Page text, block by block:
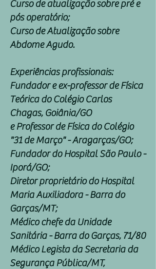
Curso de atualização sobre pré e
pós operatório;
Curso de Atualização sobre
Abdome Agudo.
Experiências profissionais:
Fundador e ex-professor de Física
Teórica do Colégio Carlos
Chagas, Goiânia/GO
e Professor de Física do Colégio
"31 de Março" - Aragarças/GO;
Fundador do Hospital São Paulo -
Iporá/GO;
Diretor proprietário do Hospital
Maria Auxiliadora - Barra do
Garças/MT;
Médico chefe da Unidade
Sanitária - Barra do Garças, 71/80
Médico Legista da Secretaria da
Segurança Pública/MT,